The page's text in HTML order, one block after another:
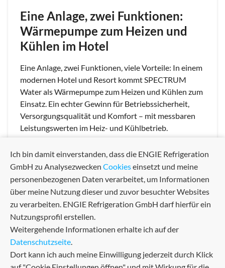
Eine Anlage, zwei Funktionen:
Wärmepumpe zum Heizen und
Kühlen im Hotel
Eine Anlage, zwei Funktionen, viele Vorteile: In einem
modernen Hotel und Resort kommt SPECTRUM
Water als Wärmepumpe zum Heizen und Kühlen zum
Einsatz. Ein echter Gewinn für Betriebssicherheit,
Versorgungsqualität und Komfort – mit messbaren
Leistungswerten im Heiz- und Kühlbetrieb.
Ich bin damit einverstanden, dass die ENGIE Refrigeration
GmbH zu Analysezwecken Cookieseinsetzt und meine
personenbezogenen Daten verarbeitet, um Informationen
über meine Nutzung dieser und zuvor besuchter Websites
zu verarbeiten. ENGIE Refrigeration GmbH darf hierfür ein
Nutzungsprofil erstellen.
Weitergehende Informationen erhalte ich auf der
Datenschutzseite.
Dort kann ich auch meine Einwilligung jederzeit durch Klick